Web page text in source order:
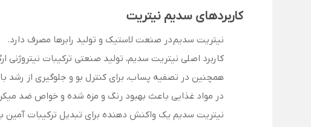
کاربردهای سدیم نیتریت
نیتریت سدیم در صنعت لاستیک و تولید رابرها مصرف دارد.
کاربرد اصلی نیتریت سدیم، تولید صنعتی ترکیبات نیتروژنی
همچنین در تصفیه پساب، برای کنترل بو و جلوگیری از رشد
در مواد غذایی باعث بهبود رنگ و مزه شده و خواص ضد
نیتریت سدیم یک واکنش دهنده برای تبدیل ترکیبات آمین